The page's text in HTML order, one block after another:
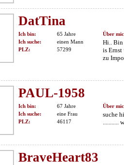
DatTina
Ich bin:
65 Jahre
Ich suche:
einen Mann
PLZ:
57299
Über
Hi.. Bin
is Ernst
zu
PAUL-1958
Ich bin:
67 Jahre
Ich suche:
eine Frau
PLZ:
46117
Über
suche
...........
BraveHeart83